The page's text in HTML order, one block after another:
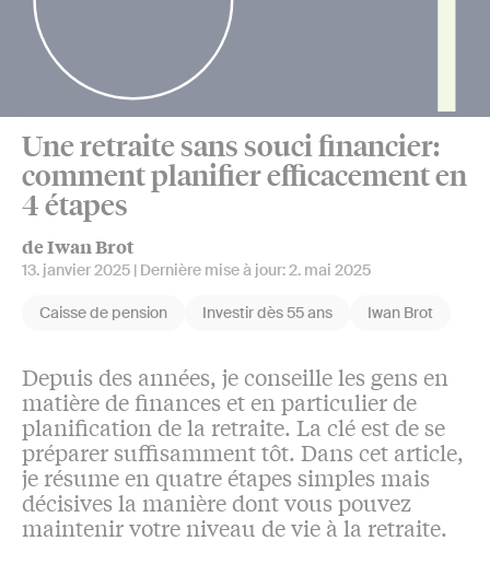
Une retraite sans souci financier:
comment planifier efficacement en
4 étapes
de Iwan Brot
13. janvier 2025 | Dernière mise à jour:2. mai 2025
Caisse de pension Investir dès 55 ans Iwan Brot
Depuis des années, je conseille les gens en
matière de finances et en particulier de
planification de la retraite. La clé est de se
préparer suffisamment tôt. Dans cet article,
je résume en quatre étapes simples mais
décisives la manière dont vous pouvez
maintenir votre niveau de vie à la retraite.